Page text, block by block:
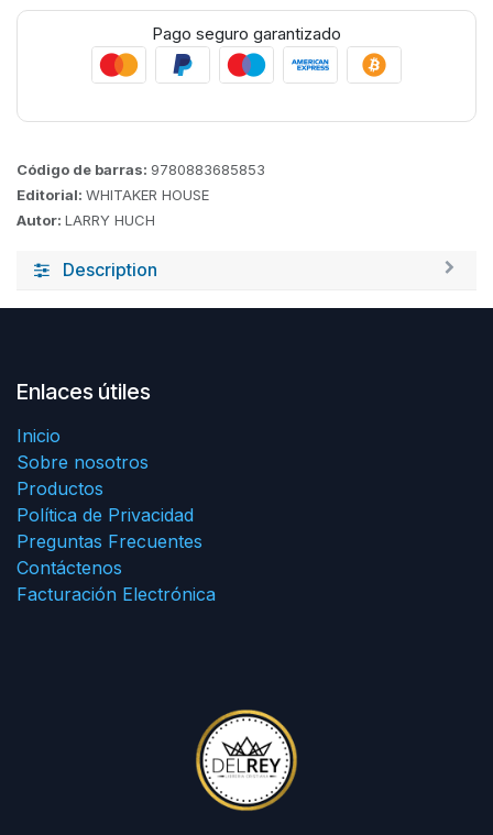
Pago seguro garantizado
Código de barras: 9780883685853
Editorial: WHITAKER HOUSE
Autor: LARRY HUCH
Description
Enlaces útiles
Inicio
Sobre nosotros
Productos
Política de Privacidad
Preguntas Frecuentes
Contáctenos
Facturación Electrónica